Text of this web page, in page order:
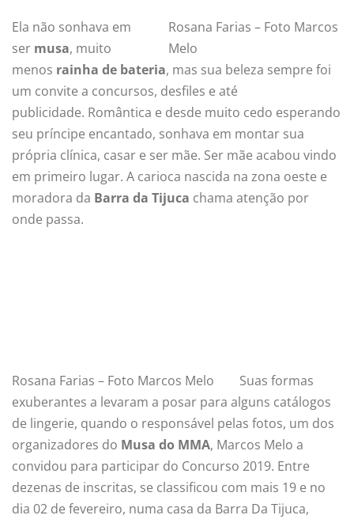
Rosana Farias – Foto Marcos
Melo
Ela não sonhava em
ser musa, muito
menos rainha de bateria, mas sua beleza sempre foi
um convite a concursos, desfiles e até
publicidade. Romântica e desde muito cedo esperando
seu príncipe encantado, sonhava em montar sua
própria clínica, casar e ser mãe. Ser mãe acabou vindo
em primeiro lugar. A carioca nascida na zona oeste e
moradora da Barra da Tijuca chama atenção por
onde passa.
Rosana Farias – Foto Marcos Melo
Suas formas
exuberantes a levaram a posar para alguns catálogos
de lingerie, quando o responsável pelas fotos, um dos
organizadores do Musa do MMA, Marcos Melo a
convidou para participar do Concurso 2019. Entre
dezenas de inscritas, se classificou com mais 19 e no
dia 02 de fevereiro, numa casa da Barra Da Tijuca,